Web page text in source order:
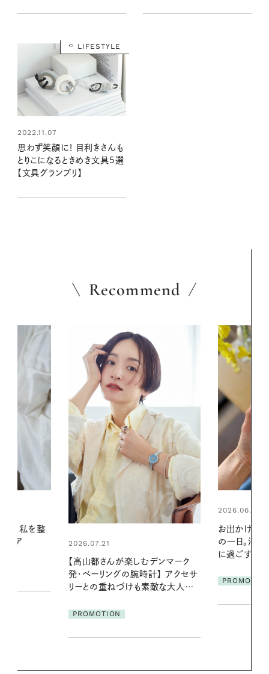
LIFESTYLE
2022.11.07
思わず笑顔に！ 目利きさんも
とりこになるときめき文具5選
【文具グランプリ】
Recommend
2026.06.01
の一日。汗ばむ季節を「ごきげん」
PROMOTION
2026.06.01
真夏に向け
やりジェルと
地よくうるお